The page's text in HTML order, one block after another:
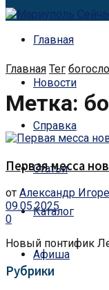
Главная
Новости
Справка
Статьи
Каталог
Афиша
Главная Тег
Метка:
Первая месса
от Александр
09.05.2025
0
Новый понтифик
Рубрики